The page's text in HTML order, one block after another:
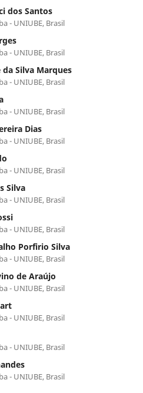
dos Santos
- UNIUBE, Brasil
- UNIUBE, Brasil
Silva Marques
- UNIUBE, Brasil
- UNIUBE, Brasil
Dias
- UNIUBE, Brasil
- UNIUBE, Brasil
Silva
- UNIUBE, Brasil
- UNIUBE, Brasil
Porfirio Silva
- UNIUBE, Brasil
de Araújo
- UNIUBE, Brasil
- UNIUBE, Brasil
- UNIUBE, Brasil
- UNIUBE, Brasil